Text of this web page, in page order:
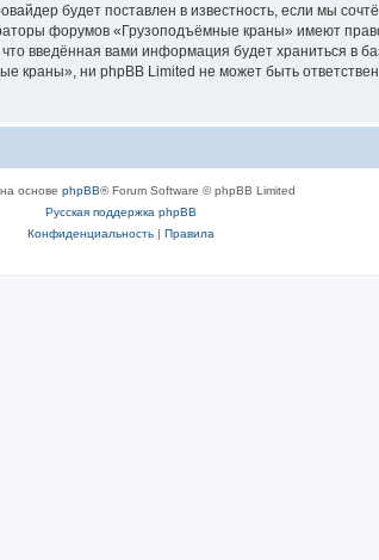
будет поставлен в известность, если мы
форумов «Грузоподъёмные краны» имеют
введённая вами информация будет храниться в
ни phpBB Limited не может быть
основе phpBB® Forum Software © phpBB Limited
Русская поддержка phpBB
Конфиденциальность| Правила